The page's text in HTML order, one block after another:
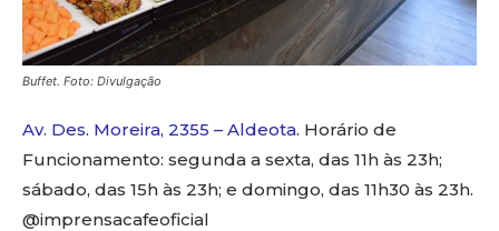
Buffet. Foto: Divulgação
Av. Des. Moreira, 2355 – Aldeota. Horário de
Funcionamento: segunda a sexta, das 11h às 23h;
sábado, das 15h às 23h; e domingo, das 11h30 às 23h.
@imprensacafeoficial